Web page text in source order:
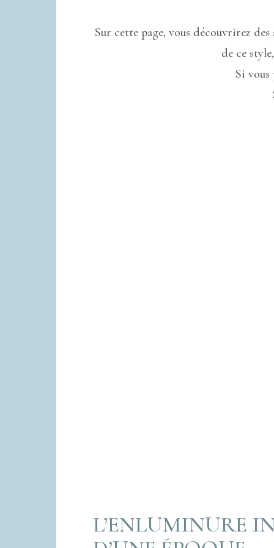
Sur cette page, vous découvrirez
de ce
Si
L’ENLUMINURE